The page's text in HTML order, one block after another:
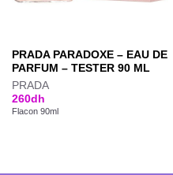
PRADA PARADOXE – EAU DE
PARFUM – TESTER 90 ML
PRADA
260dh
Flacon 90ml